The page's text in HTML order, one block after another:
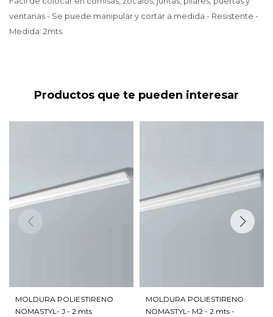
ventanas - Se puede manipular y cortar a medida - Resistente -
Medida: 2mts
Productos que te pueden interesar
MOLDURA POLIESTIRENO
NOMASTYL- J - 2 mts
MOLDURA POLIESTIRENO
NOMASTYL- M2 - 2 mts -